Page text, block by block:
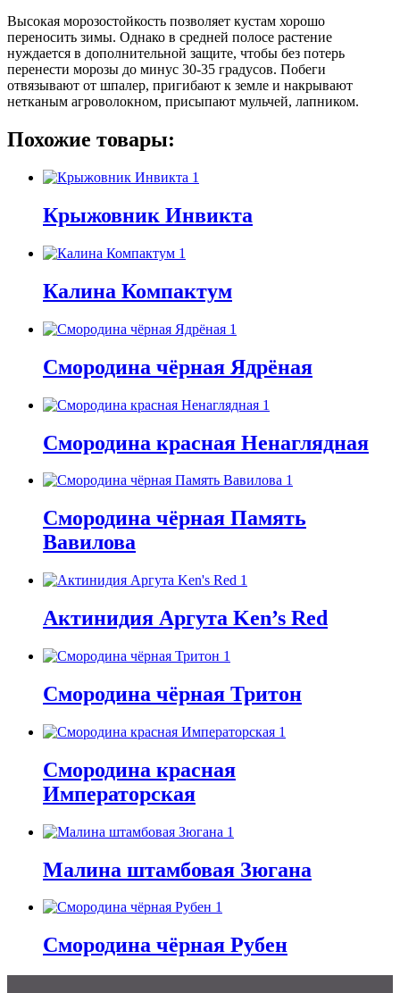
Высокая морозостойкость позволяет кустам хорошо
переносить зимы. Однако в средней полосе растение
нуждается в дополнительной защите, чтобы без потерь
перенести морозы до минус 30-35 градусов. Побеги
отвязывают от шпалер, пригибают к земле и накрывают
нетканым агроволокном, присыпают мульчей, лапником.
Похожие товары:
Крыжовник Инвикта
Калина Компактум
Смородина чёрная Ядрёная
Смородина красная Ненаглядная
Смородина чёрная Память
Вавилова
Актинидия Аргута Ken’s Red
Смородина чёрная Тритон
Смородина красная
Императорская
Малина штамбовая Зюгана
Смородина чёрная Рубен